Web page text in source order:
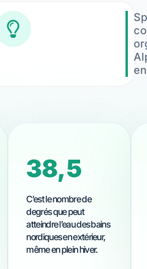
38,5
C’est le nombre de
degrés que peut
atteindre l’eau des bains
nordiques en extérieur,
même en plein hiver.